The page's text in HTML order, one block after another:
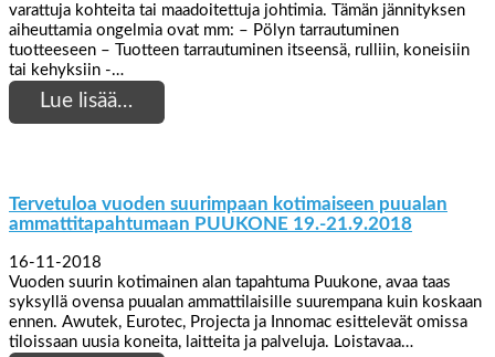
varattuja kohteita tai maadoitettuja johtimia. Tämän jännityksen
aiheuttamia ongelmia ovat mm: – Pölyn tarrautuminen
tuotteeseen – Tuotteen tarrautuminen itseensä, rulliin, koneisiin
tai kehyksiin -…
Lue lisää…
Tervetuloa vuoden suurimpaan kotimaiseen puualan
ammattitapahtumaan PUUKONE 19.-21.9.2018
16-11-2018
Vuoden suurin kotimainen alan tapahtuma Puukone, avaa taas
syksyllä ovensa puualan ammattilaisille suurempana kuin koskaan
ennen. Awutek, Eurotec, Projecta ja Innomac esittelevät omissa
tiloissaan uusia koneita, laitteita ja palveluja. Loistavaa…